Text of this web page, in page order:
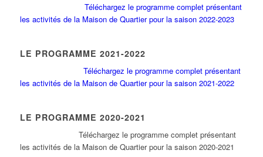
Téléchargez le programme complet présentant
les activités de la Maison de Quartier pour la saison 2022-2023
LE PROGRAMME 2021-2022
Téléchargez le programme complet présentant
les activités de la Maison de Quartier pour la saison 2021-2022
LE PROGRAMME 2020-2021
Téléchargez le programme complet présentant
les activités de la Maison de Quartier pour la saison 2020-2021